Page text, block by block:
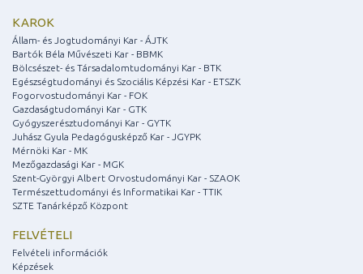
KAROK
Állam- és Jogtudományi Kar - ÁJTK
Bartók Béla Művészeti Kar - BBMK
Bölcsészet- és Társadalomtudományi Kar - BTK
Egészségtudományi és Szociális Képzési Kar - ETSZK
Fogorvostudományi Kar - FOK
Gazdaságtudományi Kar - GTK
Gyógyszerésztudományi Kar - GYTK
Juhász Gyula Pedagógusképző Kar - JGYPK
Mérnöki Kar - MK
Mezőgazdasági Kar - MGK
Szent-Györgyi Albert Orvostudományi Kar - SZAOK
Természettudományi és Informatikai Kar - TTIK
SZTE Tanárképző Központ
FELVÉTELI
Felvételi információk
Képzések